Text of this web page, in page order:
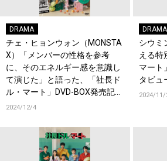
DRAMA
チェ・ヒョンウォン（MONSTA
X）「メンバーの性格を参考
に、そのエネルギー感を意識し
て演じた」と語った、「社長ド
ル・マート」DVD-BOX発売記念
インタビュー映像が一部特別公
2024/12/4
DRAMA
シウミ
える特
マート
タビュ
2024/11/